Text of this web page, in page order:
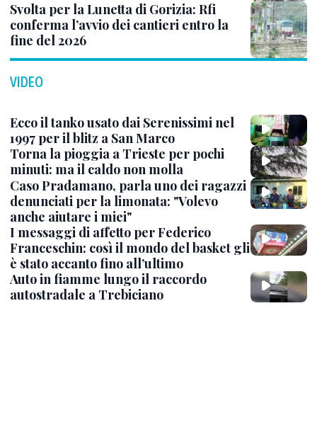
Svolta per la Lunetta di Gorizia: Rfi
conferma l’avvio dei cantieri entro la
fine del 2026
VIDEO
Ecco il tanko usato dai Serenissimi nel
1997 per il blitz a San Marco
Torna la pioggia a Trieste per pochi
minuti: ma il caldo non molla
Caso Pradamano, parla uno dei ragazzi
denunciati per la limonata: "Volevo
anche aiutare i miei"
I messaggi di affetto per Federico
Franceschin: così il mondo del basket gli
è stato accanto fino all’ultimo
Auto in fiamme lungo il raccordo
autostradale a Trebiciano